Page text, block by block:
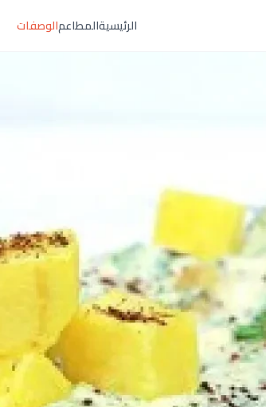
الرئيسيةالمطاعمالوصفات